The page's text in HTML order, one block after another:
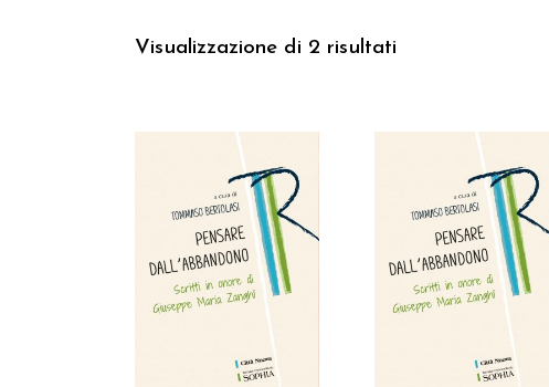
Visualizzazione di 2 risultati
Prodotto
acquistabile sui
seguenti store
ACQUISTA SU AMAZON
AGGIUNGI AL CARRELLO